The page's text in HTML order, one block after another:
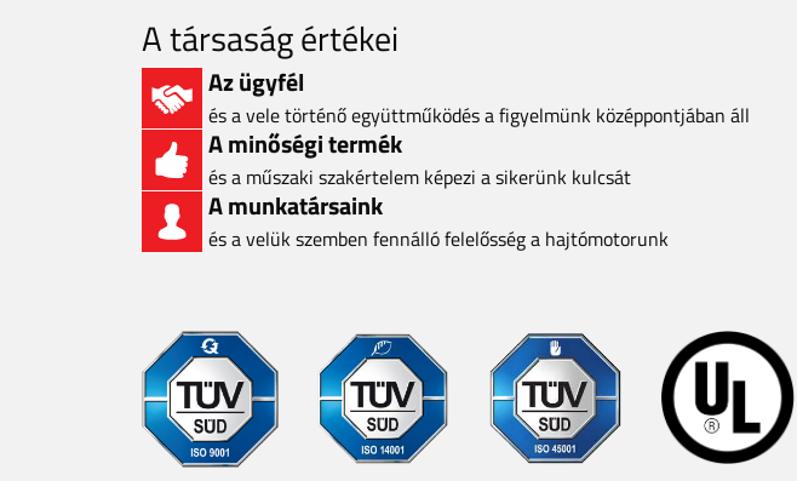
A társaság értékei
Az ügyfél
és a vele történő együttműködés a figyelmünk középpontjában áll
A minőségi termék
és a műszaki szakértelem képezi a sikerünk kulcsát
A munkatársaink
és a velük szemben fennálló felelősség a hajtómotorunk